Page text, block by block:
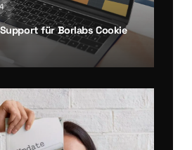
für Borlabs Coo­kie